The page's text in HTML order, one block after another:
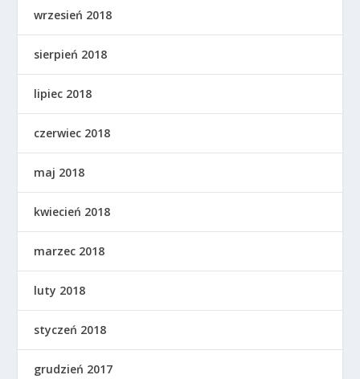
wrzesień 2018
sierpień 2018
lipiec 2018
czerwiec 2018
maj 2018
kwiecień 2018
marzec 2018
luty 2018
styczeń 2018
grudzień 2017